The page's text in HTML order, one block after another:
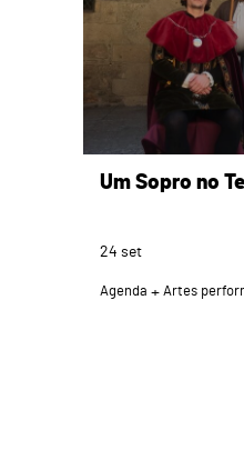
Um Sopro no
24 set
Agenda Artes